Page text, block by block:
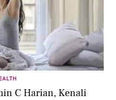
C Harian, Kenali